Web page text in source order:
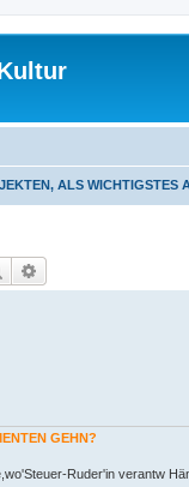
ALS WICHTIGSTES
Suche
GEHN?
Ruder'in verantw